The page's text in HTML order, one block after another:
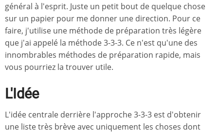
général à l'esprit. Juste un petit bout de quelque chose
sur un papier pour me donner une direction. Pour ce
faire, j'utilise une méthode de préparation très légère
que j'ai appelé la méthode 3-3-3. Ce n'est qu'une des
innombrables méthodes de préparation rapide, mais
vous pourriez la trouver utile.
L'Idée
L'idée centrale derrière l'approche 3-3-3 est d'obtenir
une liste très brève avec uniquement les choses dont